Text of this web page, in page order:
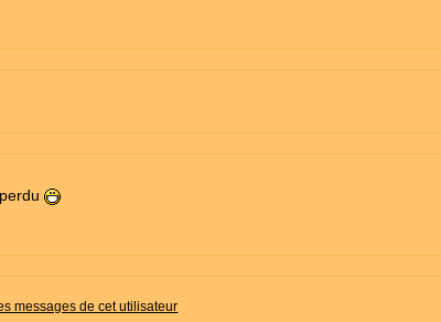
perdu
messages de cet utilisateur